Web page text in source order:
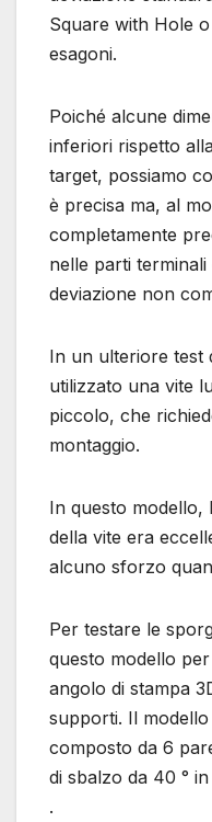
Square with Hole
esagoni.
Poiché alcune
inferiori rispetto
target, possiamo
è precisa ma, al
completamente
nelle parti
deviazione non
In un ulteriore test
utilizzato una vite
piccolo, che
montaggio.
In questo modello,
della vite era
alcuno sforzo
Per testare le
questo modello
angolo di stampa
supporti. Il
composto da 6
di sbalzo da 40 °
.